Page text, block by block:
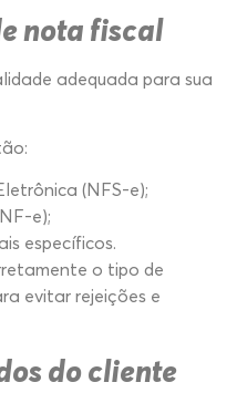
nota fiscal
adequada para sua
(NFS-e);
e);
específicos.
o tipo de
evitar rejeições e
do cliente